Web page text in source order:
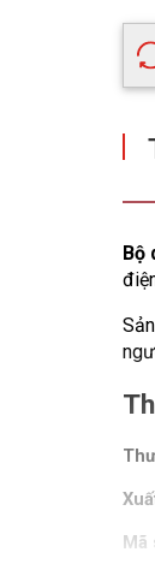
Bộ
Mã